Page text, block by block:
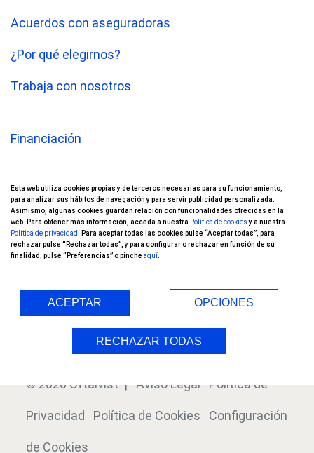
Acuerdos con aseguradoras
¿Por qué elegirnos?
Trabaja con nosotros
Financiación
Nuestros pacientes opinan
Ensayos Clínicos
© 2026 Oftalvist |Aviso Legal Política de
Privacidad Política de Cookies Configuración
de Cookies
Esta web utiliza cookies propias y de terceros necesarias para su funcionamiento,
para analizar sus hábitos de navegación y para servir publicidad personalizada.
Asimismo, algunas cookies guardan relación con funcionalidades ofrecidas en la
web. Para obtener más información, acceda a nuestra Política de cookiesy a nuestra
Política de privacidad
. Para aceptar todas las cookies pulse “Aceptar todas”, para
rechazar pulse “Rechazar todas”, y para configurar o rechazar en función de su
finalidad, pulse “Preferencias” o pinche aquí
ACEPTAR OPCIONES
RECHAZAR TODAS